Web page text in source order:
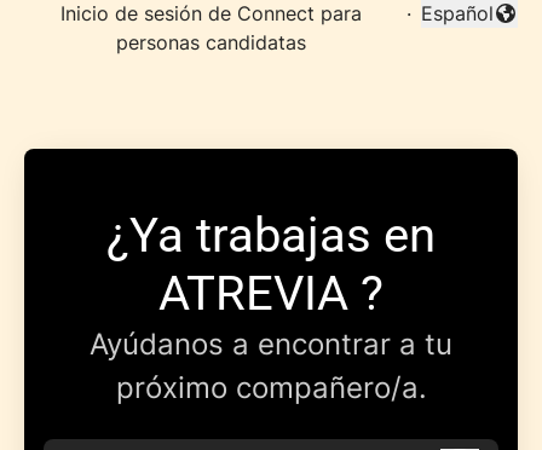
Inicio de sesión de Connect para
personas candidatas
·
Cambiar
Español
¿Ya trabajas en
ATREVIA ?
Ayúdanos a encontrar a tu
próximo compañero/a.